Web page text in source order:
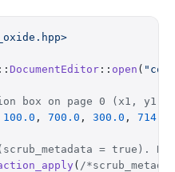
:: DocumentEditor :: open (
box on page 0 (x1,
100.0 , 700.0 , 300.0 , 714.0
= true).
( /